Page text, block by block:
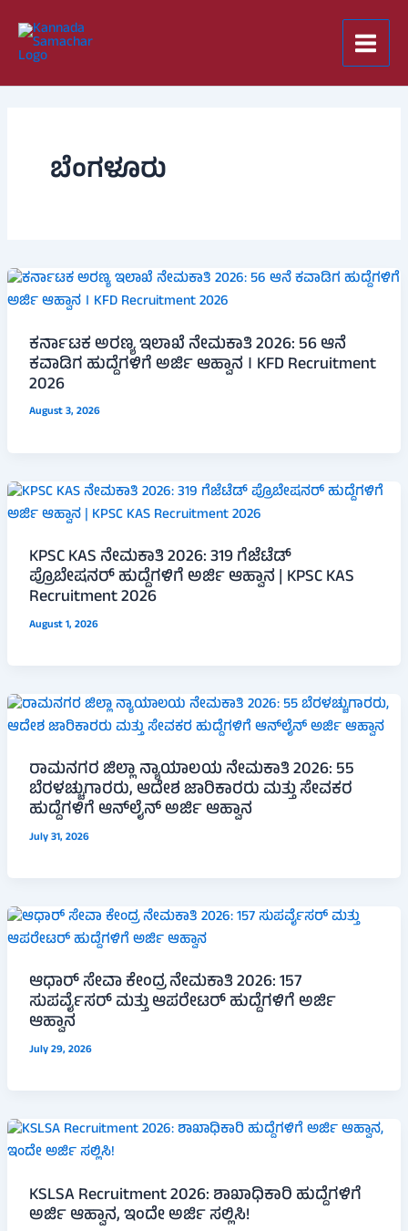
content
ಬೆಂಗಳೂರು
ಕರ್ನಾಟಕ ಅರಣ್ಯ ಇಲಾಖೆ ನೇಮಕಾತಿ 2026: 56 ಆನೆ
ಕವಾಡಿಗ ಹುದ್ದೆಗಳಿಗೆ ಅರ್ಜಿ ಆಹ್ವಾನ । KFD Recruitment
2026
August 3, 2026
KPSC KAS ನೇಮಕಾತಿ 2026: 319 ಗೆಜೆಟೆಡ್
ಪ್ರೊಬೇಷನರ್ ಹುದ್ದೆಗಳಿಗೆ ಅರ್ಜಿ ಆಹ್ವಾನ | KPSC KAS
Recruitment 2026
August 1, 2026
ರಾಮನಗರ ಜಿಲ್ಲಾ ನ್ಯಾಯಾಲಯ ನೇಮಕಾತಿ 2026: 55
ಬೆರಳಚ್ಚುಗಾರರು, ಆದೇಶ ಜಾರಿಕಾರರು ಮತ್ತು ಸೇವಕರ
ಹುದ್ದೆಗಳಿಗೆ ಆನ್‌ಲೈನ್ ಅರ್ಜಿ ಆಹ್ವಾನ
July 31, 2026
ಆಧಾರ್ ಸೇವಾ ಕೇಂದ್ರ ನೇಮಕಾತಿ 2026: 157
ಸುಪರ್ವೈಸರ್ ಮತ್ತು ಆಪರೇಟರ್ ಹುದ್ದೆಗಳಿಗೆ ಅರ್ಜಿ
ಆಹ್ವಾನ
July 29, 2026
KSLSA Recruitment 2026: ಶಾಖಾಧಿಕಾರಿ ಹುದ್ದೆಗಳಿಗೆ
ಅರ್ಜಿ ಆಹ್ವಾನ, ಇಂದೇ ಅರ್ಜಿ ಸಲ್ಲಿಸಿ!